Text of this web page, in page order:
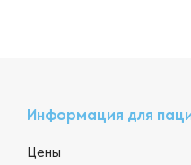
Информация для
Цены